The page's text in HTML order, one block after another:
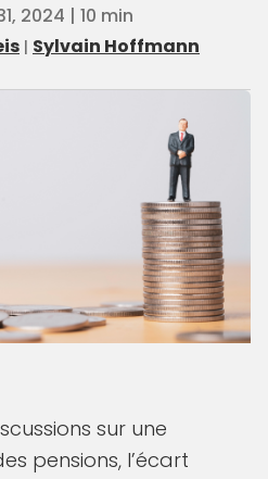
2024 | 10 min
| Sylvain Hoffmann
sur une
pensions, l’écart